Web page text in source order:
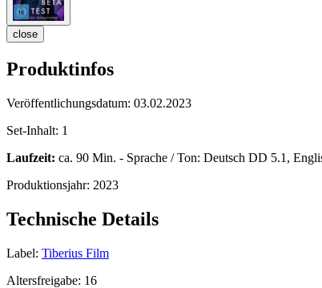
close
Produktinfos
Veröffentlichungsdatum: 03.02.2023
Set-Inhalt: 1
Laufzeit: ca. 90 Min. - Sprache / Ton: Deutsch DD 5.1,
Produktionsjahr: 2023
Technische Details
Label: Tiberius Film
Altersfreigabe: 16